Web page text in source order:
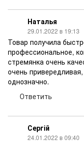
Наталья
29.01.2022 в 19:13
Товар получила
профессиональное,
стремянка очень
очень
однозначно.
Ответить
Сергій
24.01.2022 в 09:40